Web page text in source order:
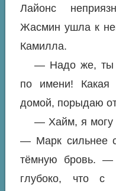
Лайонс
Жасмин ушла к
Камилла.
— Надо же, ты
по имени!
домой, порыдаю от
— Хайм, я могу
— Марк сильнее
тёмную бровь. —
глубоко, что с